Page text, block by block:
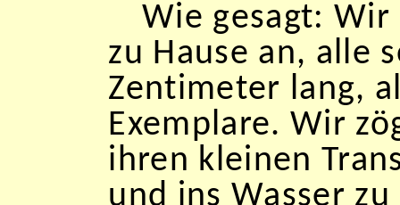
Wie gesagt:
zu Hause an, alle
Zentimeter lang,
Exemplare. Wir
ihren kleinen
und ins Wasser